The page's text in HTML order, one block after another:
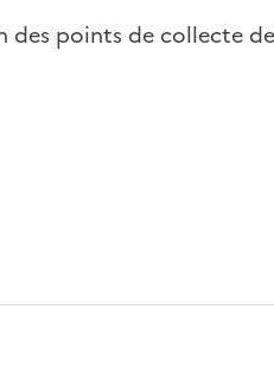
des points de collecte